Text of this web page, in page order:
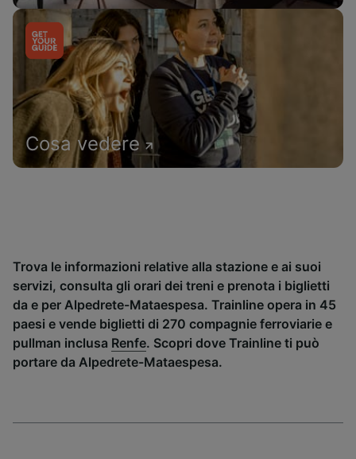
Cosa vedere
Trova le informazioni relative alla stazione e ai suoi
servizi, consulta gli orari dei treni e prenota i biglietti
da e per Alpedrete-Mataespesa. Trainline opera in 45
paesi e vende biglietti di 270 compagnie ferroviarie e
pullman inclusa Renfe. Scopri dove Trainline ti può
portare da Alpedrete-Mataespesa.